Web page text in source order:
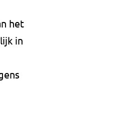
het
in